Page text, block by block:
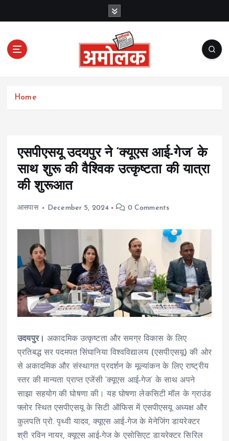
c
Amolak News
Home
एसपीएसयू उदयपुर ने ‘क्यूएस आई-गेज’ के
साथ शुरू की वैश्विक उत्कृष्टता की यात्रा
की शुरूआत
आसपास December 5, 2024 0 Comments
उदयपुर।
अकादमिक उत्कृष्टता और समग्र विकास के लिए
प्रतिबद्ध सर पदमपत सिंघानिया विश्वविद्यालय (एसपीएसयू) की ओर
से अकादमिक और संस्थागत प्रदर्शन के मूल्यांकन के लिए राष्ट्रीय
स्तर की मान्यता प्राप्त एजेंसी ‘क्यूएस आई-गेज’ के साथ अपने
साझा सहयोग की घोषणा की। यह घोषणा लेकसिटी मॉल के ग्राउंड
फ्लोर स्थित एसपीएसयू के सिटी ऑफिस में एसपीएसयू अध्यक्ष और
कुलपति प्रो. पृथ्वी यादव, क्यूएस आई-गेज के मेनेजिंग डायरेक्टर
श्री रविन नायर, क्यूएस आई-गेज के एसोसिएट डायरेक्टर सिरिल